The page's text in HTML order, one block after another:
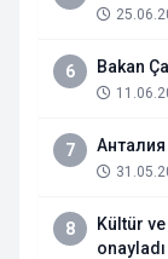
6 Bakan
7
8
Kültür
onayladı